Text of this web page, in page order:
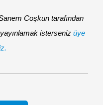
Coşkun tarafından
yayınlamak isterseniz üye